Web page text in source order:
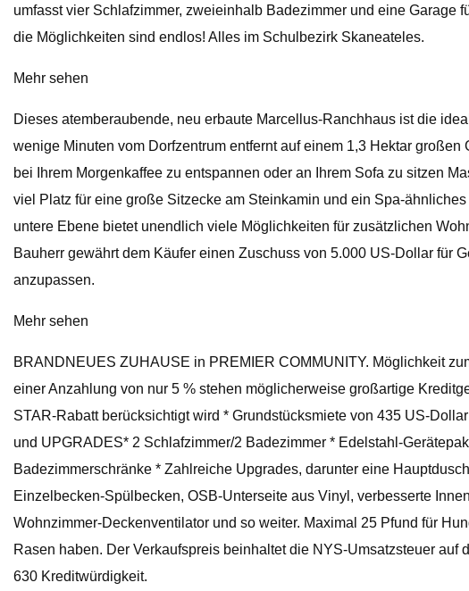
umfasst vier Schlafzimmer, zweieinhalb Badezimmer und eine Garage
die Möglichkeiten sind endlos! Alles im Schulbezirk Skaneateles.
Mehr sehen
Dieses atemberaubende, neu erbaute Marcellus-Ranchhaus ist die
wenige Minuten vom Dorfzentrum entfernt auf einem 1,3 Hektar
bei Ihrem Morgenkaffee zu entspannen oder an Ihrem Sofa zu sitzen
viel Platz für eine große Sitzecke am Steinkamin und ein Spa-
untere Ebene bietet unendlich viele Möglichkeiten für zusätzlichen
Bauherr gewährt dem Käufer einen Zuschuss von 5.000 US-Dollar für
anzupassen.
Mehr sehen
BRANDNEUES ZUHAUSE in PREMIER COMMUNITY. Möglichkeit
einer Anzahlung von nur 5 % stehen möglicherweise großartige
STAR-Rabatt berücksichtigt wird * Grundstücksmiete von 435 US-
und UPGRADES* 2 Schlafzimmer/2 Badezimmer * Edelstahl-
Badezimmerschränke * Zahlreiche Upgrades, darunter eine
Einzelbecken-Spülbecken, OSB-Unterseite aus Vinyl, verbesserte
Wohnzimmer-Deckenventilator und so weiter. Maximal 25 Pfund für
Rasen haben. Der Verkaufspreis beinhaltet die NYS-Umsatzsteuer
630 Kreditwürdigkeit.